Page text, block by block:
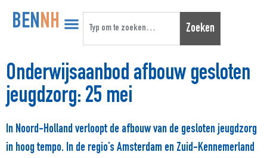
BENNH Zoeken
Onderwijsaanbod afbouw gesloten
jeugdzorg: 25 mei
In Noord-Holland verloopt de afbouw van de gesloten jeugdzorg
in hoog tempo. In de regio’s Amsterdam en Zuid-Kennemerland